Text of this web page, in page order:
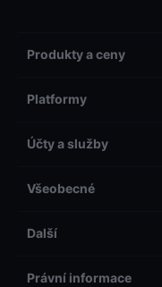
Produkty a ceny
Platformy
Účty a služby
Všeobecné
Další
Právní informace